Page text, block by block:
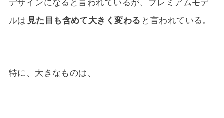
デザインになると言われているが、プレミアムモデ
ルは 見た目も含めて大きく変わる と言われている。
特に、大きなものは、